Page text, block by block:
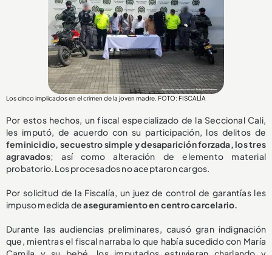
Los cinco implicados en el crimen de la joven madre. FOTO: FISCALÍA
Por estos hechos, un fiscal especializado de la Seccional Cali,
les imputó, de acuerdo con su participación, los delitos de
feminicidio, secuestro simple y desaparición forzada, los tres
agravados; así como alteración de elemento material
probatorio. Los procesados no aceptaron cargos.
Por solicitud de la Fiscalía, un juez de control de garantías les
impuso medida deaseguramiento en centro carcelario.
Durante las audiencias preliminares, causó gran indignación
que, mientras el fiscal narraba lo que había sucedido con María